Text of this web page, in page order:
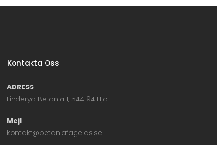
Kontakta Oss
ADRESS
Linderyd Betania 1, 544 94 Hjo
Mejl
kontakt@betaniafagelas.se